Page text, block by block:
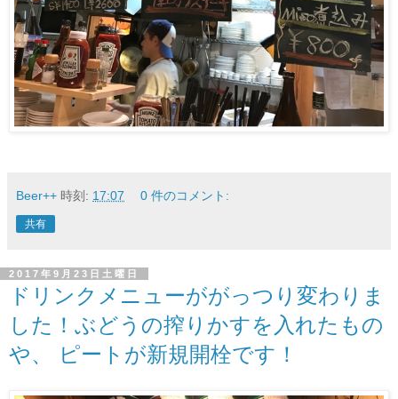
Beer++ 時刻: 17:07 0 件のコメント:
共有
2017年9月23日土曜日
ドリンクメニューががっつり変わりま
した！ぶどうの搾りかすを入れたもの
や、 ピートが新規開栓です！